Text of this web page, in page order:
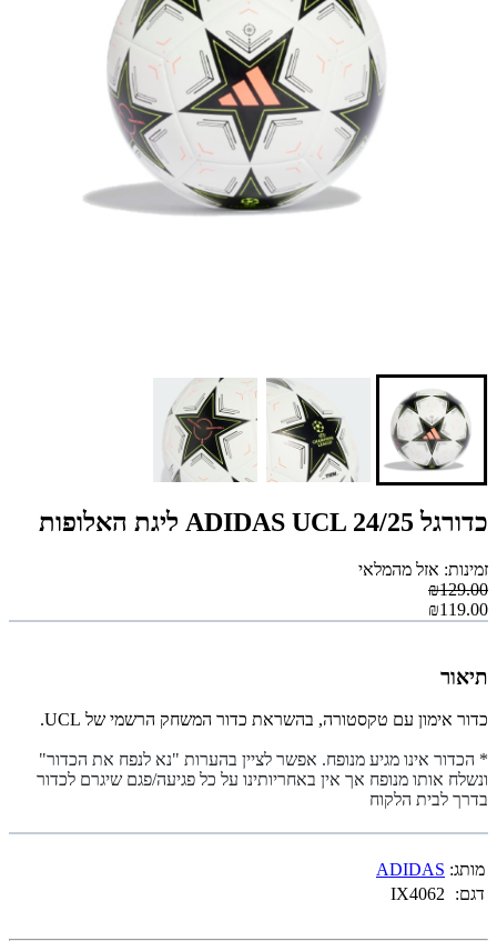
כדורגל ADIDAS UCL 24/25 ליגת האלופות
זמינות: אזל מהמלאי
₪129.00
₪119.00
תיאור
כדור אימון עם טקסטורה, בהשראת כדור המשחק הרשמי של UCL.
* הכדור אינו מגיע מנופח. אפשר לציין בהערות "נא לנפח את הכדור"
ונשלח אותו מנופח אך אין באחריותינו על כל פגיעה/פגם שיגרם לכדור
בדרך לבית הלקוח
מותג: ADIDAS
דגם:
IX4062